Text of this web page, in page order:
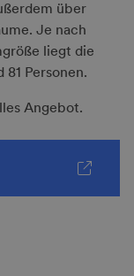
über
Je nach
liegt die
Personen.
Angebot.